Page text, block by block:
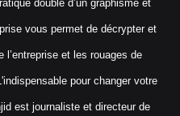
doublé d’un graphisme et
vous permet de décrypter et
l’entreprise et les rouages de
pour changer votre
est journaliste et directeur de